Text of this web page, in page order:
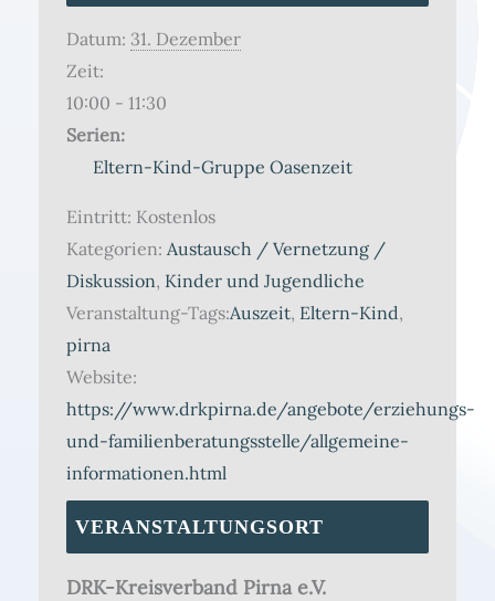
Datum: 31. Dezember
Zeit:
10:00 - 11:30
Serien:
Eltern-Kind-Gruppe Oasenzeit
Eintritt: Kostenlos
Kategorien: Austausch / Vernetzung /
Diskussion, Kinder und Jugendliche
Veranstaltung-Tags:Auszeit, Eltern-Kind,
pirna
Website:
https://www.drkpirna.de/angebote/erziehungs-
und-familienberatungsstelle/allgemeine-
informationen.html
VERANSTALTUNGSORT
DRK-Kreisverband Pirna e.V.